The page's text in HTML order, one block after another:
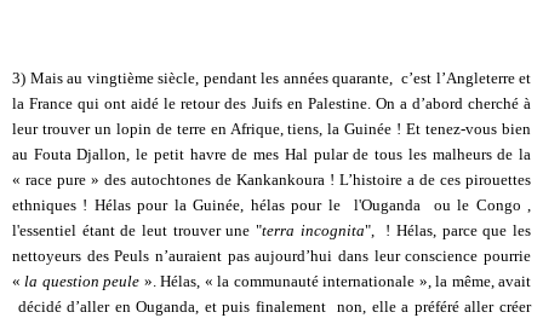
3) Mais au vingtième siècle, pendant les années quarante, c’est l’Angleterre et
la France qui ont aidé le retour des Juifs en Palestine. On a d’abord cherché à
leur trouver un lopin de terre en Afrique, tiens, la Guinée ! Et tenez-vous bien
au Fouta Djallon, le petit havre de mes Hal pular de tous les malheurs de la
« race pure » des autochtones de Kankankoura ! L’histoire a de ces pirouettes
ethniques ! Hélas pour la Guinée, hélas pour le l'Ouganda ou le Congo ,
l'essentiel étant de leut trouver une "terra incognita", ! Hélas, parce que les
nettoyeurs des Peuls n’auraient pas aujourd’hui dans leur conscience pourrie
«la question peule ». Hélas, « la communauté internationale », la même, avait
décidé d’aller en Ouganda, et puis finalement non, elle a préféré aller créer